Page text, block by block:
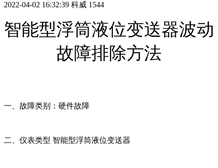
2022-04-02 16:32:39 科威 1544
智能型浮筒液位变送器波动
故障排除方法
一、故障类别：硬件故障
二、仪表类型 智能型浮筒液位变送器